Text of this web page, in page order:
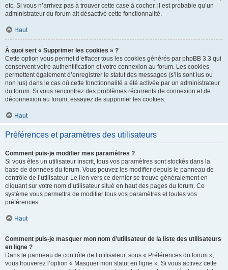
etc. Si vous n’arrivez pas à trouver cette case à cocher, il est probable qu’un
administrateur du forum ait désactivé cette fonctionnalité.
Haut
À quoi sert « Supprimer les cookies » ?
Cette option vous permet d’effacer tous les cookies générés par phpBB 3.3 qui
conservent votre authentification et votre connexion au forum. Les cookies
permettent également d’enregistrer le statut des messages (s’ils sont lus ou
non lus) dans le cas où cette fonctionnalité a été activée par un administrateur
du forum. Si vous rencontrez des problèmes récurrents de connexion et de
déconnexion au forum, essayez de supprimer les cookies.
Haut
Préférences et paramètres des utilisateurs
Comment puis-je modifier mes paramètres ?
Si vous êtes un utilisateur inscrit, tous vos paramètres sont stockés dans la
base de données du forum. Vous pouvez les modifier depuis le panneau de
contrôle de l’utilisateur. Le lien vers ce dernier se trouve généralement en
cliquant sur votre nom d’utilisateur situé en haut des pages du forum. Ce
système vous permettra de modifier tous vos paramètres et toutes vos
préférences.
Haut
Comment puis-je masquer mon nom d’utilisateur de la liste des utilisateurs
en ligne ?
Dans le panneau de contrôle de l’utilisateur, sous « Préférences du forum »,
vous trouverez l’option « Masquer mon statut en ligne ». Si vous activez cette